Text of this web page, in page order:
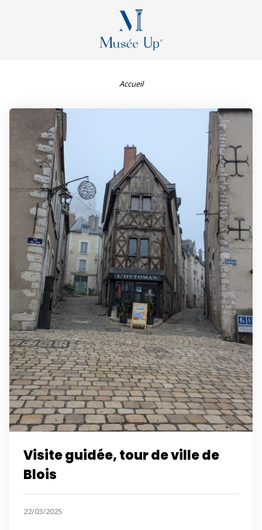
Accueil
Visite guidée, tour de ville de
Blois
22/03/2025